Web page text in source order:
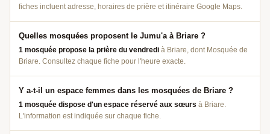
fiches incluent adresse, horaires de prière et itinéraire Google Maps.
Quelles mosquées proposent le Jumu'a à Briare ?
1 mosquée propose la prière du vendredi à Briare, dont Mosquée de
Briare. Consultez chaque fiche pour l'heure exacte.
Y a-t-il un espace femmes dans les mosquées de Briare ?
1 mosquée dispose d'un espace réservé aux sœurs à Briare.
L'information est indiquée sur chaque fiche.